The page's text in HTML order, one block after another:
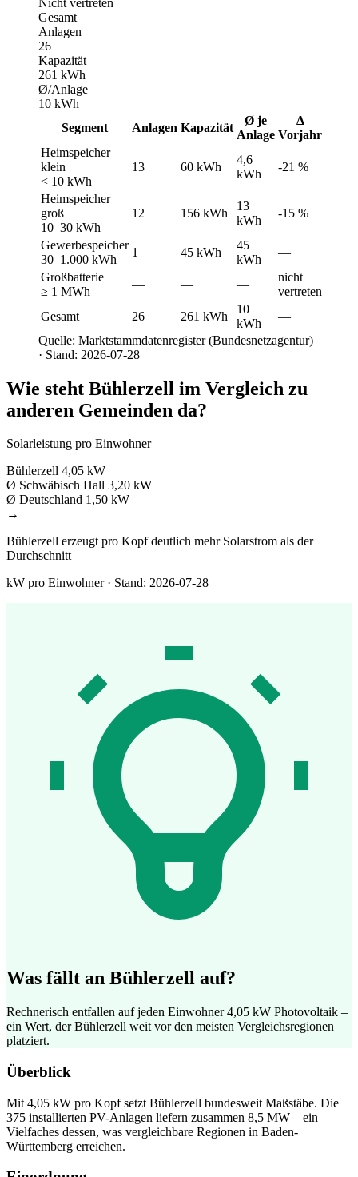
Gesamt
Anlagen
26
Kapazität
261 kWh
Ø/Anlage
10 kWh
Segment
Anlagen Kapazität
Ø je
Anlage
Δ
Vorjahr
Heimspeicher
klein
< 10 kWh
13 60 kWh
4,6
kWh
-21 %
Heimspeicher
groß
10–30 kWh
12 156 kWh
13
kWh
-15 %
Gewerbespeicher
30–1.000 kWh
1 45 kWh
45
kWh
—
Großbatterie
≥ 1 MWh
— — —
nicht
vertreten
Gesamt
26 261 kWh
10
kWh
—
Quelle: Marktstammdatenregister (Bundesnetzagentur)
· Stand: 2026-07-28
Wie steht Bühlerzell im Vergleich zu
anderen Gemeinden da?
Solarleistung pro Einwohner
Bühlerzell 4,05 kW
Ø Schwäbisch Hall 3,20 kW
Ø Deutschland 1,50 kW
→
Bühlerzell erzeugt pro Kopf deutlich mehr Solarstrom als der
Durchschnitt
kW pro Einwohner · Stand: 2026-07-28
Was fällt an Bühlerzell auf?
Rechnerisch entfallen auf jeden Einwohner 4,05 kW Photovoltaik –
ein Wert, der Bühlerzell weit vor den meisten Vergleichsregionen
platziert.
Überblick
Mit 4,05 kW pro Kopf setzt Bühlerzell bundesweit Maßstäbe. Die
375 installierten PV-Anlagen liefern zusammen 8,5 MW – ein
Vielfaches dessen, was vergleichbare Regionen in Baden-
Württemberg erreichen.